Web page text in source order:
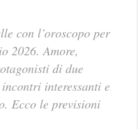
con l’oroscopo per
2026. Amore,
di due
interessanti e
Ecco le previsioni